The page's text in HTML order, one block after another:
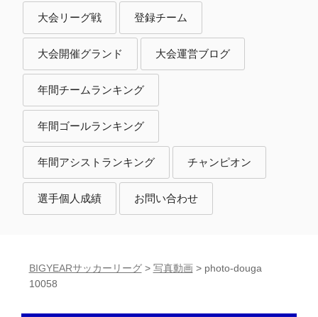
大会リーグ戦 登録チーム
大会開催グランド 大会運営ブログ
年間チームランキング
年間ゴールランキング
年間アシストランキング チャンピオン
選手個人成績 お問い合わせ
BIGYEARサッカーリーグ> 写真動画 > photo-douga
10058